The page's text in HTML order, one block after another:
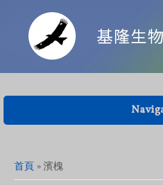
您在這裡
首頁 » 濱槐